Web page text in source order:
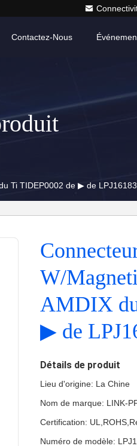
Contactez-Nous
Ti TIDEP0002 de ▶ de
W/
AMDIX
▶ de
Détails de produit
Lieu d'origine: La Chine
Nom de marque: LINK-
Certification:
Numéro de modèle: